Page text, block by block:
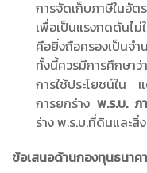
การจัดเก็บภาษีในอั
เพื่อเป็นแรงกดดันไม่
คือยิ่งถือครองเป็นจ
ทั้งนี้ควรมีการศึกษาว่
การใช้ประโยชน์ใน
การยกร่าง พ.ร.บ. ภ
ร่าง พ.ร.บ.ที่ดินและสิ่
ข้อเสนอด้านกองทุนธนาค